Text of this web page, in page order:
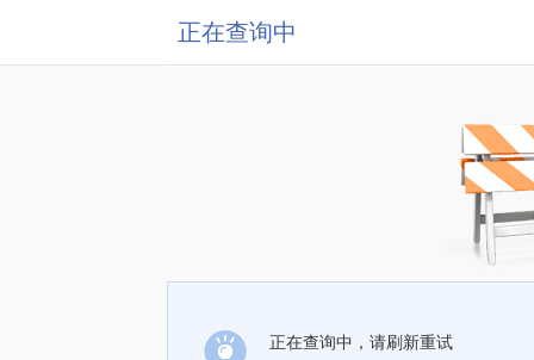
正在查询中
正在查询中，请刷新重试